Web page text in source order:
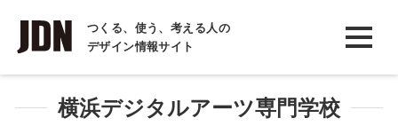
つくる、使う、考える人の
デザイン情報サイト
INTERVIEW
インタビュー
REPORT
横浜デジタルアーツ専門学校